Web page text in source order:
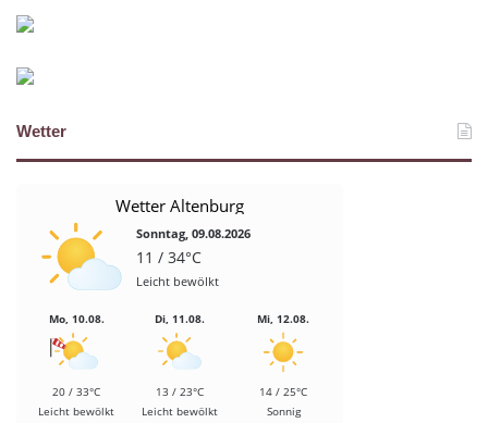
Wetter
Wetter Altenburg
Sonntag, 09.08.2026
11 / 34°C
Leicht bewölkt
Mo, 10.08.
20 / 33°C
Leicht bewölkt
Di, 11.08.
13 / 23°C
Leicht bewölkt
Mi, 12.08.
14 / 25°C
Sonnig